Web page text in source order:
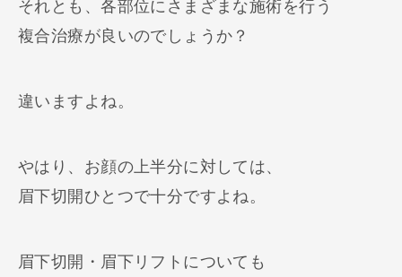
それとも、各部位にさまざまな施術を行う
複合治療が良いのでしょうか？
違いますよね。
やはり、お顔の上半分に対しては、
眉下切開ひとつで十分ですよね。
眉下切開・眉下リフトについても